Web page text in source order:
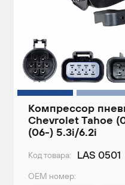
Компрессор
Chevrolet Tahoe
(06-) 5.3i/6.2i
Код товара: LAS 0501
ОЕМ номер: